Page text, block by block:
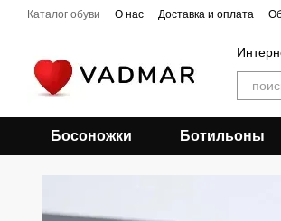
Перейти к основному контенту
Каталог обуви О нас Доставка и оплата
Босоножки Ботильоны